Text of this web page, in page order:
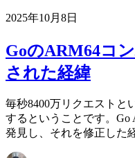
2025年10月8日
GoのARM64コ
された経緯
毎秒8400万リクエストと
するということです。Go
発見し、それを修正した